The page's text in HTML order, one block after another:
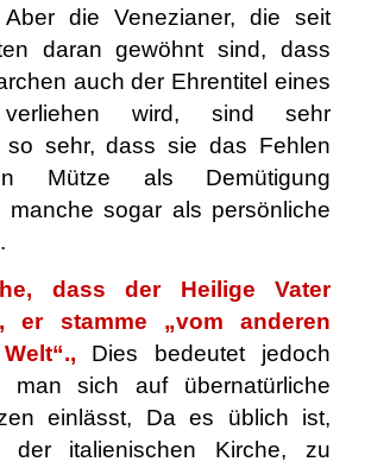
die Venezianer, die seit
daran gewöhnt sind, dass
auch der Ehrentitel eines
verliehen wird, sind sehr
so sehr, dass sie das Fehlen
Mütze als Demütigung
manche sogar als persönliche
dass der Heilige Vater
er stamme „vom anderen
Dies bedeutet jedoch
man sich auf übernatürliche
einlässt, Da es üblich ist,
der italienischen Kirche, zu